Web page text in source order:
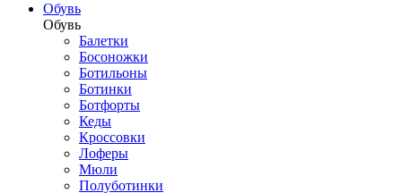
Обувь
Обувь
Балетки
Босоножки
Ботильоны
Ботинки
Ботфорты
Кеды
Кроссовки
Лоферы
Мюли
Полуботинки